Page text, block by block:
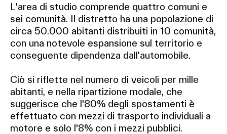
L'area di studio comprende quattro comuni e
sei comunità. Il distretto ha una popolazione di
circa 50.000 abitanti distribuiti in 10 comunità,
con una notevole espansione sul territorio e
conseguente dipendenza dall'automobile.
Ciò si riflette nel numero di veicoli per mille
abitanti, e nella ripartizione modale, che
suggerisce che l'80% degli spostamenti è
effettuato con mezzi di trasporto individuali a
motore e solo l'8% con i mezzi pubblici.